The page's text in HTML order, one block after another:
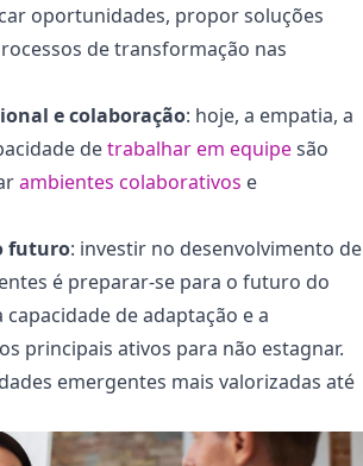
oportunidades, propor soluções
de transformação nas
e colaboração: hoje, a empatia, a
detrabalhar em equipesão
ambientes colaborativos e
futuro: investir no desenvolvimento de
é preparar-se para o futuro do
de adaptação e a
principais ativos para não estagnar.
emergentes mais valorizadas até